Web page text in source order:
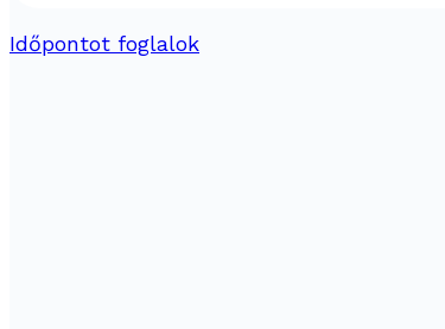
Időpontot foglalok